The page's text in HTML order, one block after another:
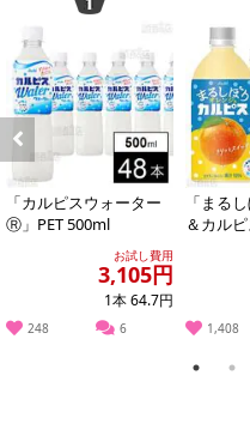
の掲載画像や画像内のバーコ
合がございます。
また、[新たな加工食品の原料
了により、商品詳細内に記載
合がございます。
あらかじめご了承いただいた
によるお申込み後のキャンセ
【お支払いについて】
※送料はお試し費用に含まれ
※お支払い方法は、電話料金
トの利用となります。
【発送・お届け・商品について
※お申込み頂きました商品の
Previous
「カルピスウォーター
Ⓡ」PET 500ml
お試し費用
3,105円
1本 64.7円
248 6
「まる
＆カル
1,408
1 2